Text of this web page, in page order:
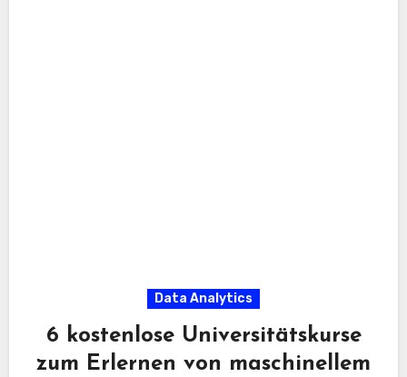
Data Analytics
6 kostenlose Universitätskurse
zum Erlernen von maschinellem